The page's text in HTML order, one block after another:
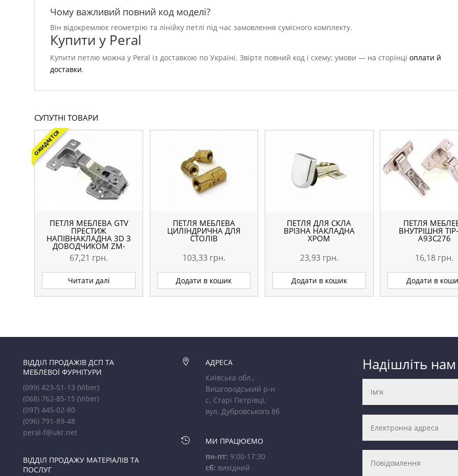
Чому важливий повний код моделі?
Він відокремлює геометрію та лінійку петлі під час замовлення сумісного комплекту.
Купити у Peral
Купити петлю можна у Peral із доставкою по Україні. Звірте повний код і схему; умови — на сторінціоплати й
доставки.
СУПУТНІ ТОВАРИ
ОЖИДАЕТСЯ
ПЕТЛЯ МЕБЛЕВА GTV
ПРЕСТИЖ
НАПІВНАКЛАДНА 3D З
ДОВОДЧИКОМ ZM-
CNHC08BR2
67,21 грн.
Читати далі
ПЕТЛЯ МЕБЛЕВА
ЦИЛІНДРИЧНА ДЛЯ
СТОЛІВ
103,33 грн.
Додати в кошик
ПЕТЛЯ ДЛЯ СКЛА
ВРІЗНА НАКЛАДНА
ХРОМ
23,93 грн.
Додати в кошик
ПЕТЛЯ
ВНУТРІШНЯ
A93C276
16,18 грн.
Додати в
ВІДДІЛ ПРОДАЖІВ ДСП ТА
МЕБЛЕВОЇ ФУРНІТУРИ
(099) 423-51-13(Viber)
(068) 762-85-15(Viber)
(097) 445-02-80
(096) 791-89-48
peral-f@ukr.net
ВІДДІЛ ПРОДАЖУ МАТЕРІАЛІВ ТА
ПОСЛУГ

АДРЕСА
Київська обл.,
Вишгородський р-н
с. Старі Петрівці,
вул. Дубровського 8б

МИ ПРАЦЮЄМО
пн-пт: 9:00-17:30
сб: вихідний
Надішліть